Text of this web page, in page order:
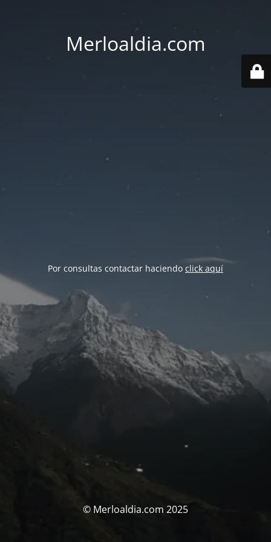
Merloaldia.com
Por consultas contactar haciendo click aquí
© Merloaldia.com 2025